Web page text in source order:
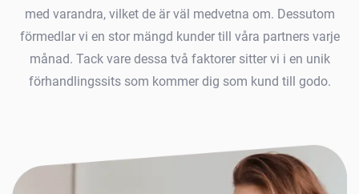
med varandra, vilket de är väl medvetna om. Dessutom
förmedlar vi en stor mängd kunder till våra partners varje
månad. Tack vare dessa två faktorer sitter vi i en unik
förhandlingssits som kommer dig som kund till godo.